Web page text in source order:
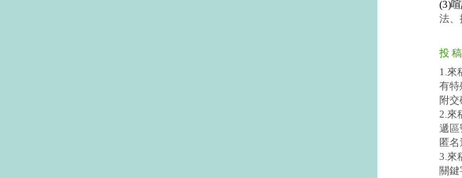
(3)喧
法、
投
1.來
有特
附交
2.來
遞區
匿
3.來
關